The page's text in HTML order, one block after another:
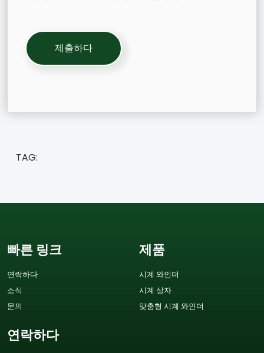
TAG:
빠른 링크
연락하다
소식
문의
제품
시계 와인더
시계 상자
맞춤형 시계 와인더
연락하다